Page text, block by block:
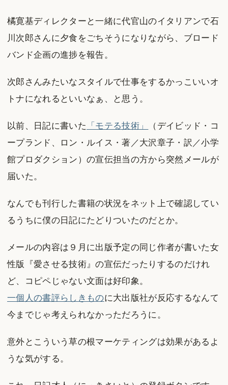
橘寛基ディレクターと一緒に代官山のイタリアンで石
川次郎さんに夕食をごちそうになりながら、ブロード
バンド企画の進捗を報告。
次郎さんみたいなスタイルで仕事をするかっこいいオ
トナになれるといいなぁ、と思う。
以前、日記に書いた 「モテる技術」
（デイビッド・コ
ープランド、ロン・ルイス・著／大沢章子・訳／小学
館プロダクション）の宣伝担当の方から突然メールが
届いた。
なんでも刊行した書籍の状況をネット上で確認してい
るうちに僕の日記にたどりついたのだとか。
メールの内容は９月に出版予定の同じ作者が書いた女
性版『愛させる技術』の宣伝だったりするのだけれ
ど、コピペじゃない文面は好印象。
一個人の書評らしきものに大出版社が反応するなんて
今までじゃ考えられなかっただろうに。
意外とこういう草の根マーケティングは効果があるよ
うな気がする。